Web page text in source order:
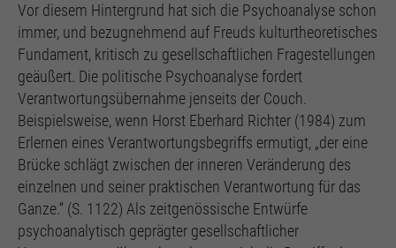
Vor diesem Hintergrund hat sich die Psychoanalyse schon
immer, und bezugnehmend auf Freuds kulturtheoretisches
Fundament, kritisch zu gesellschaftlichen Fragestellungen
geäußert. Die politische Psychoanalyse fordert
Verantwortungsübernahme jenseits der Couch.
Beispielsweise, wenn Horst Eberhard Richter (1984) zum
Erlernen eines Verantwortungsbegriffs ermutigt, „der eine
Brücke schlägt zwischen der inneren Veränderung des
einzelnen und seiner praktischen Verantwortung für das
Ganze.“ (S. 1122) Als zeitgenössische Entwürfe
psychoanalytisch geprägter gesellschaftlicher